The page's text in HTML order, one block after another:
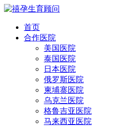
首页
合作医院
美国医院
泰国医院
日本医院
俄罗斯医院
柬埔寨医院
乌克兰医院
格鲁吉亚医院
马来西亚医院